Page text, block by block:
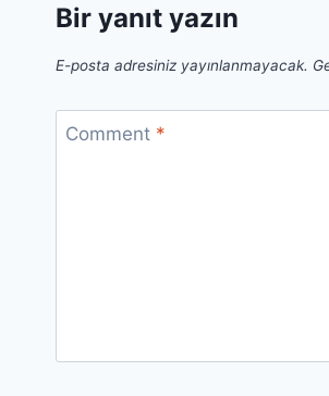
Bir yanıt yazın
E-posta adresiniz yayınlanmayacak.
Comment *